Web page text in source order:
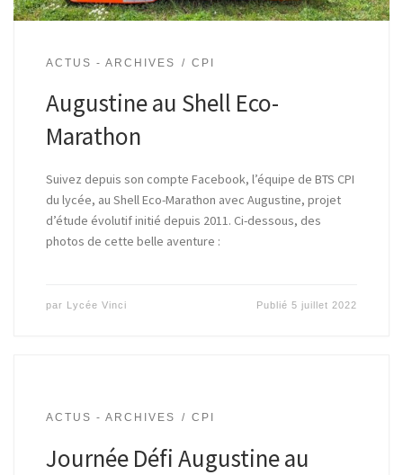
ACTUS - ARCHIVES CPI
Augustine au Shell Eco-
Marathon
Suivez depuis son compte Facebook, l’équipe de BTS CPI
du lycée, au Shell Eco-Marathon avec Augustine, projet
d’étude évolutif initié depuis 2011. Ci-dessous, des
photos de cette belle aventure :
par Lycée Vinci Publié5 juillet 2022
ACTUS - ARCHIVES CPI
Journée Défi Augustine au